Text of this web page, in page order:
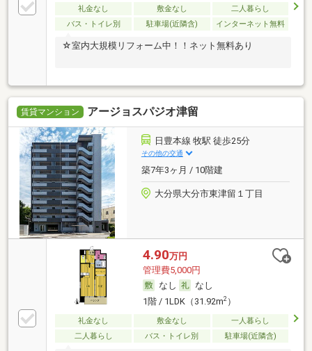
礼金なし 敷金なし
二人暮らし
バス・トイレ別
駐車場(近隣含) インターネット無料
☆室内大規模リフォーム中！！ネット無料あり
賃貸マンション アージョスパジオ津留
日豊本線 牧駅 徒歩25分
その他の交通
築7年3ヶ月 / 10階建
大分県大分市東津留１丁目
4.90万円
管理費5,000円
なし
なし
1階 / 1LDK（31.92m2）
礼金なし 敷金なし
一人暮らし
二人暮らし
バス・トイレ別 駐車場(近隣含)